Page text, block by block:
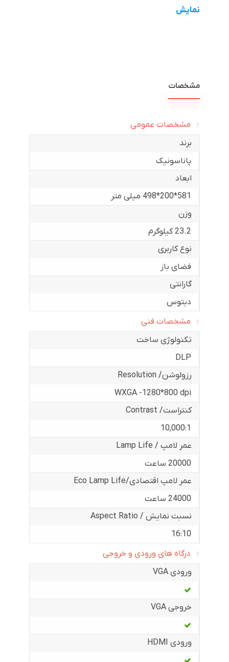
نمایش
مشخصات
مشخصات عمومی
برند
پاناسونیک
ابعاد
581*200*498 میلی متر
وزن
23.2 کیلوگرم
نوع کاربری
فضای باز
گارانتی
دیتوس
مشخصات فنی
تکنولوژی ساخت
DLP
رزولوشن/ Resolution
WXGA -1280*800 dpi
کنتراست/ Contrast
10,000:1
عمر لامپ / Lamp Life
20000 ساعت
عمر لامپ اقتصادی/Eco Lamp Life
24000 ساعت
نسبت نمایش / Aspect Ratio
16:10
درگاه های ورودی و خروجی
ورودی VGA
خروجی VGA
ورودی HDMI